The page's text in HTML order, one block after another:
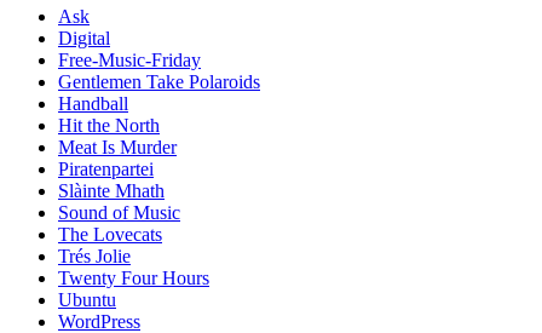
Ask
Digital
Free-Music-Friday
Gentlemen Take Polaroids
Handball
Hit the North
Meat Is Murder
Piratenpartei
Slàinte Mhath
Sound of Music
The Lovecats
Trés Jolie
Twenty Four Hours
Ubuntu
WordPress